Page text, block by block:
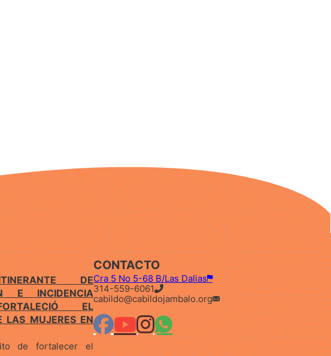
DE
E INCIDENCIA
EL
LAS MUJERES EN
de fortalecer el
CONTACTO
Cra 5 No 5-68 B/Las Dalias
314-559-6061
cabildo@cabildojambalo.org